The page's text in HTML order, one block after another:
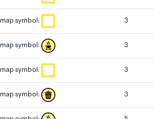
map symbol: 3
map symbol: 3
map symbol: 3
map symbol: 3